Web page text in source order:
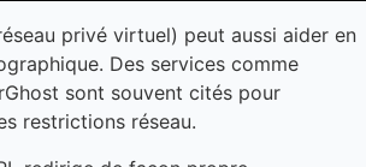
privé virtuel) peut aussi aider en
Des services comme
sont souvent cités pour
restrictions réseau.